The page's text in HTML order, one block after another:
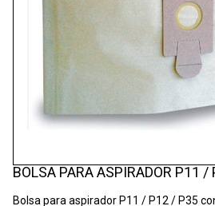
BOLSA PARA ASPIRADOR P11
Bolsa para aspirador P11 / P12 / P35